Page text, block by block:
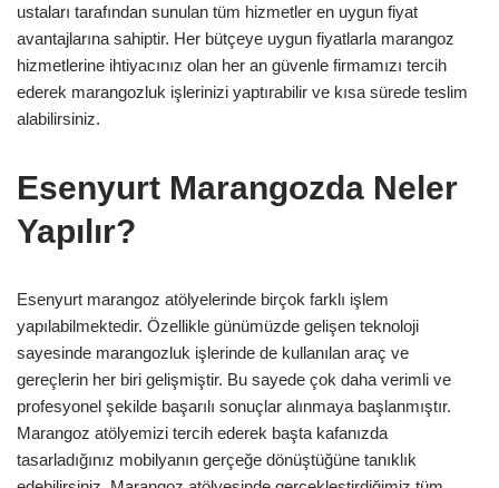
ustaları tarafından sunulan tüm hizmetler en uygun fiyat
avantajlarına sahiptir. Her bütçeye uygun fiyatlarla marangoz
hizmetlerine ihtiyacınız olan her an güvenle firmamızı tercih
ederek marangozluk işlerinizi yaptırabilir ve kısa sürede teslim
alabilirsiniz.
Esenyurt Marangozda Neler
Yapılır?
Esenyurt marangoz atölyelerinde birçok farklı işlem
yapılabilmektedir. Özellikle günümüzde gelişen teknoloji
sayesinde marangozluk işlerinde de kullanılan araç ve
gereçlerin her biri gelişmiştir. Bu sayede çok daha verimli ve
profesyonel şekilde başarılı sonuçlar alınmaya başlanmıştır.
Marangoz atölyemizi tercih ederek başta kafanızda
tasarladığınız mobilyanın gerçeğe dönüştüğüne tanıklık